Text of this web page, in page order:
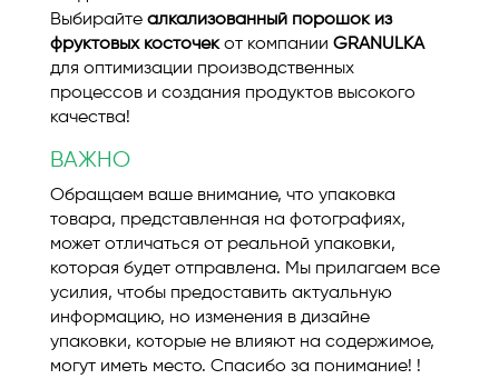
Выбирайте алкализованный порошок из
фруктовых косточекот компании GRANULKA
для оптимизации производственных
процессов и создания продуктов высокого
качества!
ВАЖНО
Обращаем ваше внимание, что упаковка
товара, представленная на фотографиях,
может отличаться от реальной упаковки,
которая будет отправлена. Мы прилагаем все
усилия, чтобы предоставить актуальную
информацию, но изменения в дизайне
упаковки, которые не влияют на содержимое,
могут иметь место. Спасибо за понимание! !